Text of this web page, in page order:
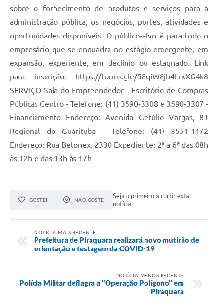
sobre o fornecimento de produtos e serviços para a
administração pública, os negócios, portes, atividades e
oportunidades disponíveis. O público-alvo é para todo o
empresário que se enquadra no estágio emergente, em
expansão, experiente, em declínio ou estagnado. Link
para inscrição: https://forms.gle/58qiW8jb4LrxXG4k8
SERVIÇO Sala do Empreendedor - Escritório de Compras
Públicas Centro - Telefone: (41) 3590-3308 e 3590-3307 -
Financiamento Endereço: Avenida Getúlio Vargas, 81
Regional do Guarituba - Telefone: (41) 3551-1172
Endereço: Rua Betonex, 2330 Expediente: 2ª a 6ª das 08h
às 12h e das 13h às 17h
GOSTEI NÃO GOSTEI
Seja o primeiro a curtir esta
notícia.
NOTÍCIA MAIS RECENTE
Prefeitura de Piraquara realizará novo mutirão de
orientação e testagem da COVID-19
NOTÍCIA MENOS RECENTE
Polícia Militar deflagra a "Operação Polígono" em
Piraquara